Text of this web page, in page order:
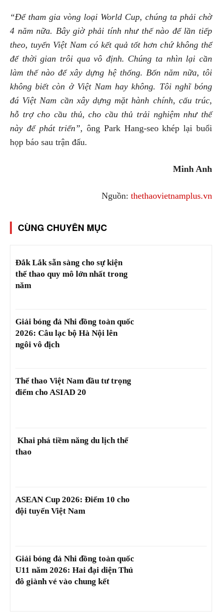
“Để tham gia vòng loại World Cup, chúng ta phải chờ
4 năm nữa. Bây giờ phải tính như thế nào để lần tiếp
theo, tuyển Việt Nam có kết quả tốt hơn chứ không thể
để thời gian trôi qua vô định. Chúng ta nhìn lại cần
làm thế nào để xây dựng hệ thống. Bốn năm nữa, tôi
không biết còn ở Việt Nam hay không. Tôi nghĩ bóng
đá Việt Nam cần xây dựng mặt hành chính, cấu trúc,
hỗ trợ cho cầu thủ, cho cầu thủ trải nghiệm như thế
này để phát triển”,ông Park Hang-seo khép lại buổi
họp báo sau trận đấu.
Minh Anh
Nguồn: thethaovietnamplus.vn
CÙNG CHUYÊN MỤC
Đắk Lắk sẵn sàng cho sự kiện
thể thao quy mô lớn nhất trong
năm
Giải bóng đá Nhi đồng toàn quốc
2026: Câu lạc bộ Hà Nội lên
ngôi vô địch
Thể thao Việt Nam đầu tư trọng
điểm cho ASIAD 20
Khai phá tiềm năng du lịch thể
thao
ASEAN Cup 2026: Điểm 10 cho
đội tuyển Việt Nam
Giải bóng đá Nhi đồng toàn quốc
U11 năm 2026: Hai đại diện Thủ
đô giành vé vào chung kết